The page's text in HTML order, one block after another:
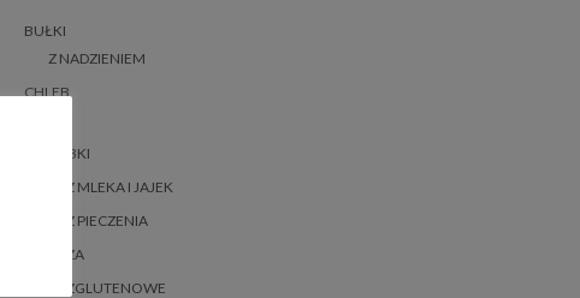
BUŁKI
Z NADZIENIEM
CHLEB
BABKI
BEZ MLEKA I JAJEK
BEZ PIECZENIA
BEZA
BEZGLUTENOWE